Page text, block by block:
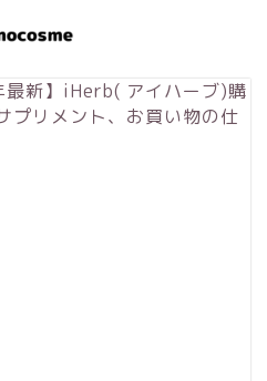
最新】iHerb( アイハーブ)購
プリメント、お買い物の仕